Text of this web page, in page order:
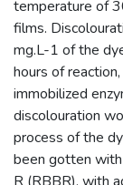
temperature of
films.
mg.L-1 of the
hours of
immobilized
discolouration
process of the
been gotten